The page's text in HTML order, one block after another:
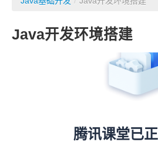
Java开发环境搭建